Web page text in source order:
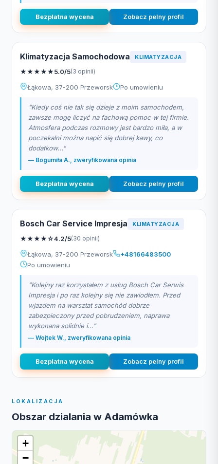
Bezplatna wycena Zobacz pelny profil
Klimatyzacja Samochodowa KLIMATYZACJA
★★★★★5.0/5(3 opinii)
Łąkowa, 37-200 Przeworsk Po umowieniu
"Kiedy coś nie tak się dzieje z moim samochodem,
zawsze mogę liczyć na fachową pomoc w tej firmie.
Atmosfera podczas rozmowy jest bardzo miła, a w
poczekalni można napić się dobrej kawy, co
dodatkow..."
— Bogumiła A., zweryfikowana opinia
Bezplatna wycena Zobacz pelny profil
Bosch Car Service Impresja KLIMATYZACJA
★★★★☆4.2/5(30 opinii)
Łąkowa, 37-200 Przeworsk
+48166483500
Po umowieniu
"Kolejny raz korzystałem z usług Bosch Car Serwis
Impresja i po raz kolejny się nie zawiodłem. Przed
wjazdem na warsztat samochód dobrze
zabezpieczony przed pobrudzeniem, naprawa
wykonana solidnie i..."
— Wojtek W., zweryfikowana opinia
Bezplatna wycena Zobacz pelny profil
LOKALIZACJA
Obszar dzialania w Adamówka
+
−